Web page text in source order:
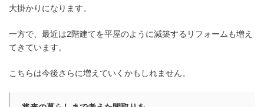
大掛かりになります。
一方で、最近は2階建てを平屋のように減築するリフォームも増え
てきています。
こちらは今後さらに増えていくかもしれません。